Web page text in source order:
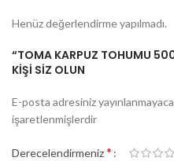
Henüz değerlendirme yapılmadı.
“TOMA KARPUZ TOHUMU
KIŞI SIZ OLUN
E-posta adresiniz
işaretlenmişlerdir
Derecelendirmeniz*